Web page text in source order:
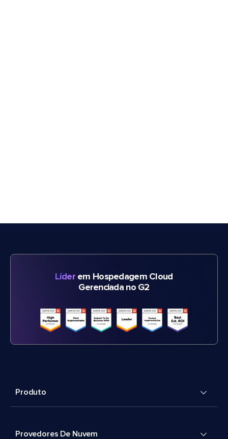
Líderem Hospedagem Cloud
Gerenciada no G2
Produto
Provedores De Nuvem